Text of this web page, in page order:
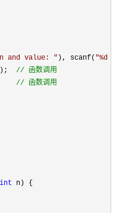
and value: " ), scanf( "%d%d
// 函数调用
// 函数调用
int